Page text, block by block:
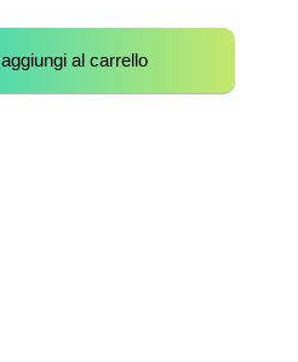
aggiungi al carrello